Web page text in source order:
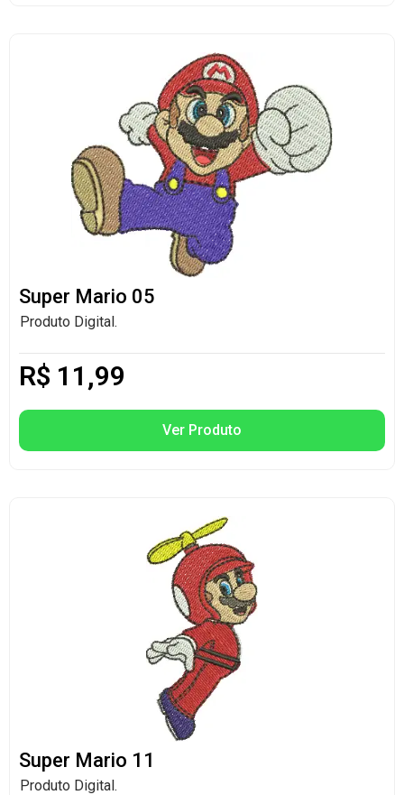
Super Mario 05
Produto Digital.
R$ 11,99
Ver Produto
Super Mario 11
Produto Digital.